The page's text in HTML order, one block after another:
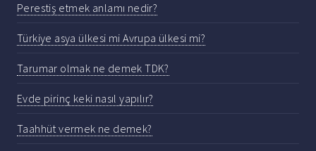
Perestiş etmek anlamı nedir?
Türkiye asya ülkesi mi Avrupa ülkesi mi?
Tarumar olmak ne demek TDK?
Evde pirinç keki nasıl yapılır?
Taahhüt vermek ne demek?